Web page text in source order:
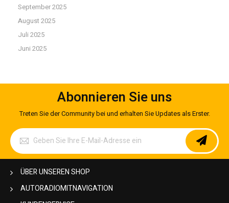
September 2025
August 2025
Juli 2025
Juni 2025
Abonnieren Sie uns
Treten Sie der Community bei und erhalten Sie Updates als Erster.
Melden
Sie
sich
für
unseren
Newsletter
ÜBER UNSEREN SHOP
AUTORADIOMITNAVIGATION